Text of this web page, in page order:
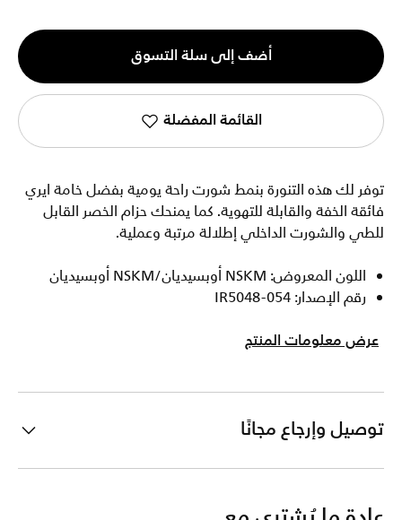
الكمية
1
أضف إلى سلة التسوق
القائمة المفضلة
توفر لك هذه التنورة بنمط شورت راحة يومية بفضل خامة ايري
فائقة الخفة والقابلة للتهوية. كما يمنحك حزام الخصر القابل
للطي والشورت الداخلي إطلالة مرتبة وعملية.
اللون المعروض: NSKM أوبسيديان/NSKM أوبسيديان
رقم الإصدار: IR5048-054
عرض معلومات المنتج
توصيل وإرجاع مجانًا